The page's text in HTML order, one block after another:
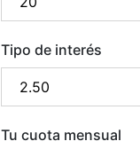
Tipo de interés
Tu cuota mensual